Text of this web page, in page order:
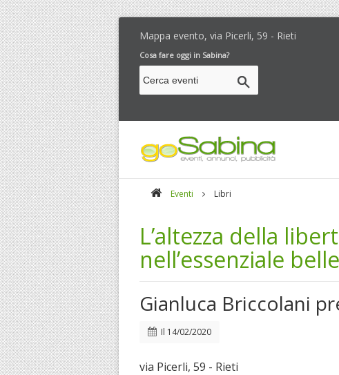
Mappa evento, via Picerli, 59 - Rieti
Cosa fare oggi in Sabina?
Eventi Libri
L’altezza della
nell’essenziale
Gianluca Briccolani
Il 14/02/2020
via Picerli, 59 - Rieti